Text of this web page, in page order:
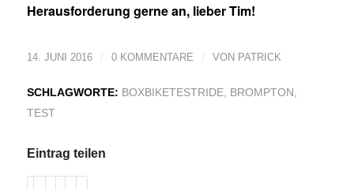
Herausforderung gerne an, lieber Tim!
14. JUNI 2016 / 0 KOMMENTARE / VON PATRICK
SCHLAGWORTE: BOXBIKETESTRIDE, BROMPTON
TEST
Eintrag teilen